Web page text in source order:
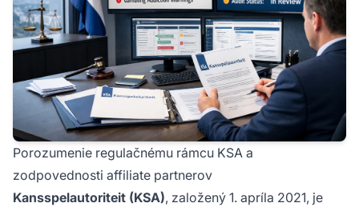
Porozumenie regulačnému rámcu KSA a
zodpovednosti affiliate partnerov
Kansspelautoriteit (KSA), založený 1. apríla 2021, je